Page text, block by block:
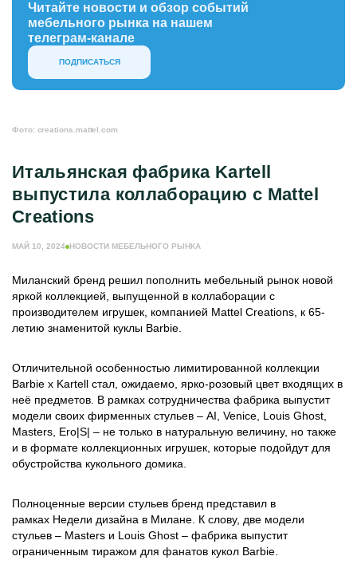
Читайте новости и обзор событий
мебельного рынка на нашем
телеграм-канале
ПОДПИСАТЬСЯ
Фото: creations.mattel.com
Итальянская фабрика Kartell
выпустила коллаборацию с Mattel
Creations
МАЙ 10, 2024 НОВОСТИ МЕБЕЛЬНОГО РЫНКА
Миланский бренд решил пополнить мебельный рынок новой
яркой коллекцией, выпущенной в коллаборации с
производителем игрушек, компанией Mattel Creations, к 65-
летию знаменитой куклы Barbie.
Отличительной особенностью лимитированной коллекции
Barbie x Kartell стал, ожидаемо, ярко-розовый цвет входящих в
неё предметов. В рамках сотрудничества фабрика выпустит
модели своих фирменных стульев – AI, Venice, Louis Ghost,
Masters, Ero|S| – не только в натуральную величину, но также
и в формате коллекционных игрушек, которые подойдут для
обустройства кукольного домика.
Полноценные версии стульев бренд представил в
рамках Недели дизайна в Милане. К слову, две модели
стульев – Masters и Louis Ghost – фабрика выпустит
ограниченным тиражом для фанатов кукол Barbie.